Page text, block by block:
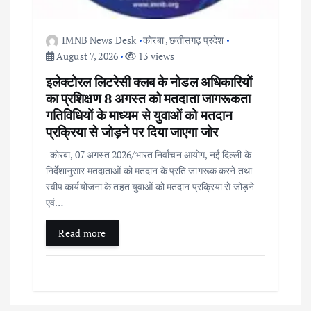
IMNB News Desk कोरबा,छत्तीसगढ़ प्रदेश
August 7, 2026
13 views
इलेक्टोरल लिटरेसी क्लब के नोडल अधिकारियों
का प्रशिक्षण 8 अगस्त को मतदाता जागरूकता
गतिविधियों के माध्यम से युवाओं को मतदान
प्रक्रिया से जोड़ने पर दिया जाएगा जोर
कोरबा, 07 अगस्त 2026/भारत निर्वाचन आयोग, नई दिल्ली के
निर्देशानुसार मतदाताओं को मतदान के प्रति जागरूक करने तथा
स्वीप कार्ययोजना के तहत युवाओं को मतदान प्रक्रिया से जोड़ने
एवं…
Read more